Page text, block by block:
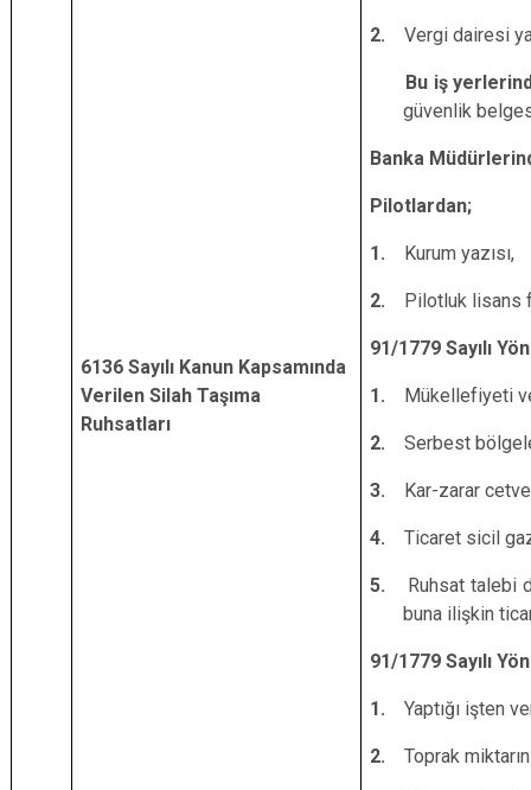
6136 Sayılı Kanun Kapsamında
Verilen Silah Taşıma
Ruhsatları
2. Vergi dairesi
Bu iş
güvenlik
Banka
Pilotlardan;
1. Kurum yazısı,
2. Pilotluk lisans
91/1779 Sayılı
1. Mükellefiyeti
2. Serbest
3. Kar-zarar
4. Ticaret sicil
5. Ruhsat talebi
buna ilişkin
91/1779 Sayılı
1. Yaptığı işten
2. Toprak